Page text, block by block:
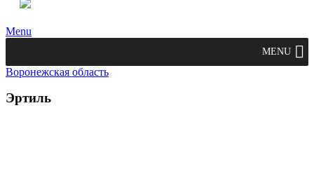
Menu
MENU
Воронежская область
Эртиль